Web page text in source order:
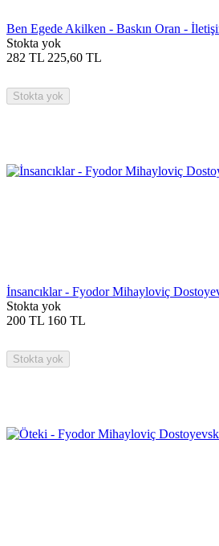
Ben Egede Akilken - Baskın Oran -
Stokta yok
282 TL 225,60 TL
Stokta yok
İnsancıklar - Fyodor Mihayloviç
Stokta yok
200 TL 160 TL
Stokta yok